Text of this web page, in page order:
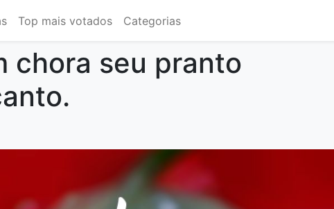
Top mais votados Categorias
chora seu pranto